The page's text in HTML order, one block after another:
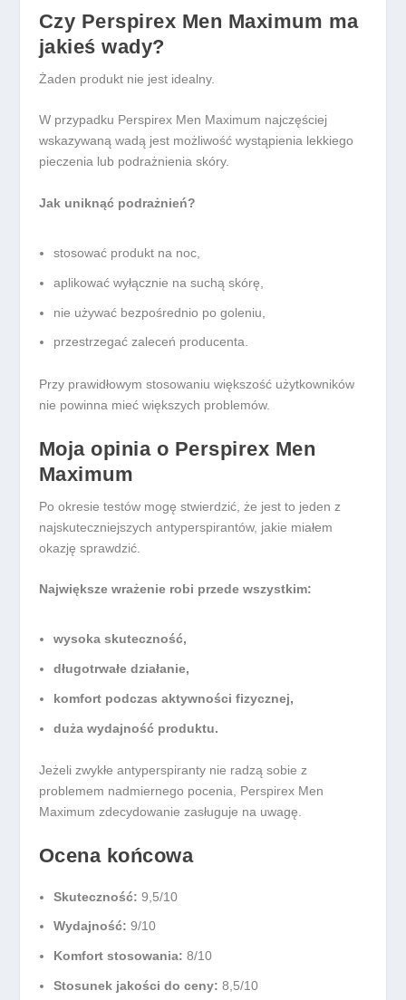
Czy Perspirex Men Maximum ma
jakieś wady?
Żaden produkt nie jest idealny.
W przypadku Perspirex Men Maximum najczęściej
wskazywaną wadą jest możliwość wystąpienia lekkiego
pieczenia lub podrażnienia skóry.
Jak uniknąć podrażnień?
stosować produkt na noc,
aplikować wyłącznie na suchą skórę,
nie używać bezpośrednio po goleniu,
przestrzegać zaleceń producenta.
Przy prawidłowym stosowaniu większość użytkowników
nie powinna mieć większych problemów.
Moja opinia o Perspirex Men
Maximum
Po okresie testów mogę stwierdzić, że jest to jeden z
najskuteczniejszych antyperspirantów, jakie miałem
okazję sprawdzić.
Największe wrażenie robi przede wszystkim:
wysoka skuteczność,
długotrwałe działanie,
komfort podczas aktywności fizycznej,
duża wydajność produktu.
Jeżeli zwykłe antyperspiranty nie radzą sobie z
problemem nadmiernego pocenia, Perspirex Men
Maximum zdecydowanie zasługuje na uwagę.
Ocena końcowa
Skuteczność: 9,5/10
Wydajność: 9/10
Komfort stosowania: 8/10
Stosunek jakości do ceny: 8,5/10